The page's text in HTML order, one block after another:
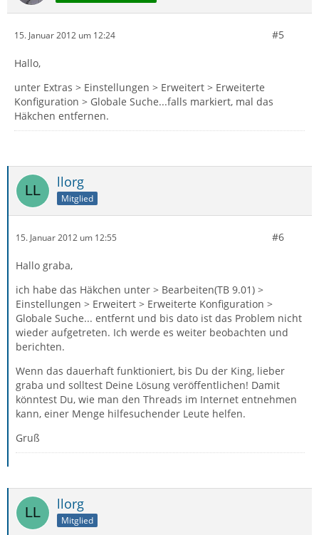
15. Januar 2012 um 12:24 #5
Hallo,
unter Extras > Einstellungen > Erweitert > Erweiterte
Konfiguration > Globale Suche...falls markiert, mal das
Häkchen entfernen.
llorg
Mitglied
15. Januar 2012 um 12:55 #6
Hallo graba,
ich habe das Häkchen unter > Bearbeiten(TB 9.01) >
Einstellungen > Erweitert > Erweiterte Konfiguration >
Globale Suche... entfernt und bis dato ist das Problem nicht
wieder aufgetreten. Ich werde es weiter beobachten und
berichten.
Wenn das dauerhaft funktioniert, bis Du der King, lieber
graba und solltest Deine Lösung veröffentlichen! Damit
könntest Du, wie man den Threads im Internet entnehmen
kann, einer Menge hilfesuchender Leute helfen.
Gruß
llorg
Mitglied